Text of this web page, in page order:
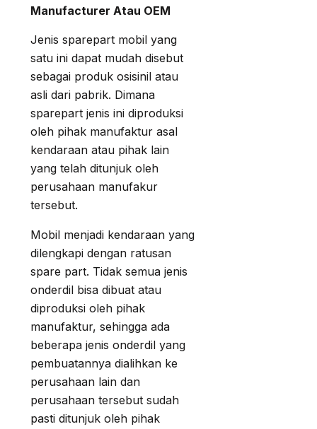
Manufacturer Atau OEM
Jenis sparepart mobil yang
satu ini dapat mudah disebut
sebagai produk osisinil atau
asli dari pabrik. Dimana
sparepart jenis ini diproduksi
oleh pihak manufaktur asal
kendaraan atau pihak lain
yang telah ditunjuk oleh
perusahaan manufakur
tersebut.
Mobil menjadi kendaraan yang
dilengkapi dengan ratusan
spare part. Tidak semua jenis
onderdil bisa dibuat atau
diproduksi oleh pihak
manufaktur, sehingga ada
beberapa jenis onderdil yang
pembuatannya dialihkan ke
perusahaan lain dan
perusahaan tersebut sudah
pasti ditunjuk oleh pihak